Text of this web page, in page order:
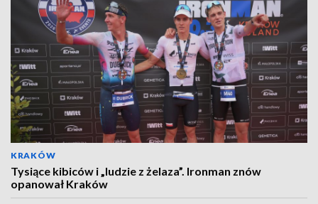
KRAKÓW
Tysiące kibiców i „ludzie z żelaza”. Ironman znów
opanował Kraków